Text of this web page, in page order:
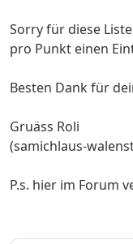
Sorry für diese
pro Punkt einen
Besten Dank für
Gruäss Roli
(samichlaus-
P.s. hier im Forum